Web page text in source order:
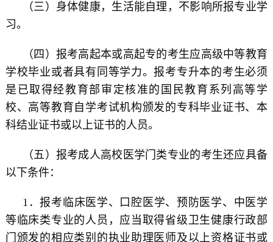
（三）身体健康，生活能自理，不影响所报专业学
习。
（四）报考高起本或高起专的考生应高级中等教育
学校毕业或者具有同等学力。报考专升本的考生必须
是已取得经教育部审定核准的国民教育系列高等学
校、高等教育自学考试机构颁发的专科毕业证书、本
科结业证书或以上证书的人员。
（五）报考成人高校医学门类专业的考生还应具备
以下条件：
1．报考临床医学、口腔医学、预防医学、中医学
等临床类专业的人员，应当取得省级卫生健康行政部
门颁发的相应类别的执业助理医师及以上资格证书或